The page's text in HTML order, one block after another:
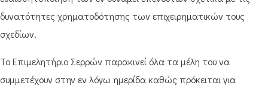
δυνατότητες χρηματοδότησης των επιχειρηματικών τους
σχεδίων.
Το Επιμελητήριο Σερρών παρακινεί όλα τα μέλη του να
συμμετέχουν στην εν λόγω ημερίδα καθώς πρόκειται για